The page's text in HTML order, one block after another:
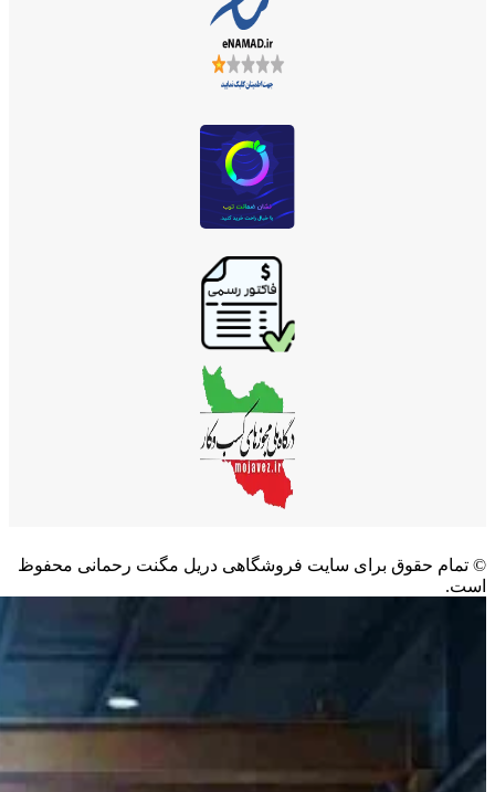
©️ تمام حقوق برای سایت فروشگاهی دریل مگنت رحمانی محفوظ
است.